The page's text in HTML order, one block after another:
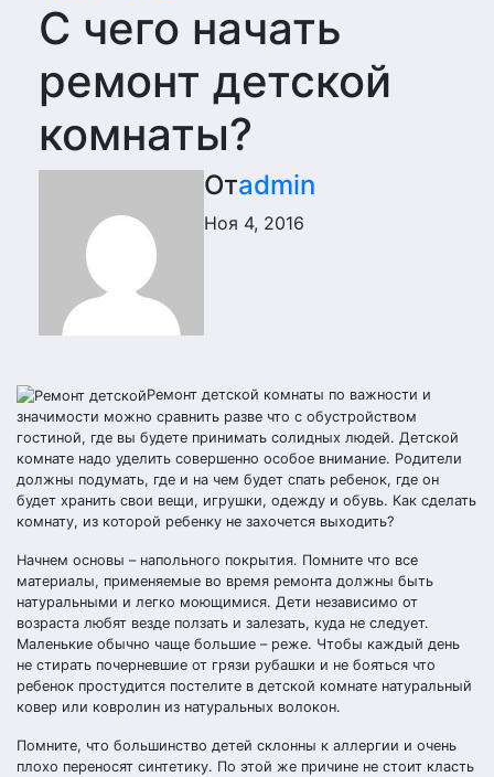
С чего начать
ремонт детской
комнаты?
Отadmin
Ноя 4, 2016
Ремонт детской комнаты по важности и
значимости можно сравнить разве что с обустройством
гостиной, где вы будете принимать солидных людей. Детской
комнате надо уделить совершенно особое внимание. Родители
должны подумать, где и на чем будет спать ребенок, где он
будет хранить свои вещи, игрушки, одежду и обувь. Как сделать
комнату, из которой ребенку не захочется выходить?
Начнем основы – напольного покрытия. Помните что все
материалы, применяемые во время ремонта должны быть
натуральными и легко моющимися. Дети независимо от
возраста любят везде ползать и залезать, куда не следует.
Маленькие обычно чаще большие – реже. Чтобы каждый день
не стирать почерневшие от грязи рубашки и не бояться что
ребенок простудится постелите в детской комнате натуральный
ковер или ковролин из натуральных волокон.
Помните, что большинство детей склонны к аллергии и очень
плохо переносят синтетику. По этой же причине не стоит класть